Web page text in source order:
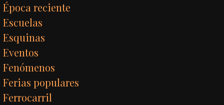
Época reciente
Escuelas
Esquinas
Eventos
Fenómenos
Ferias populares
Ferrocarril